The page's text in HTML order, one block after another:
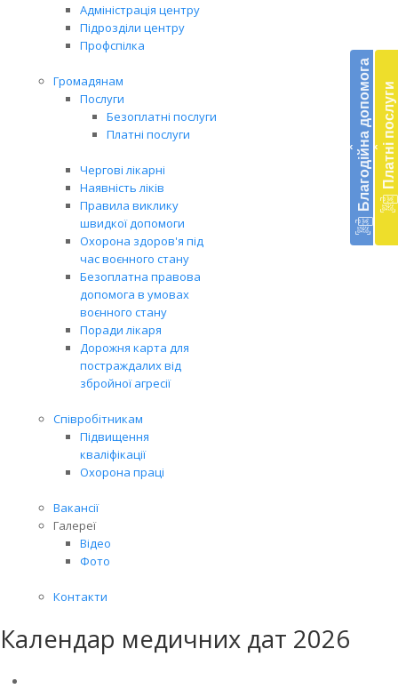
Адміністрація центру
Підрозділи центру
Профспілка
Громадянам
Послуги
Безоплатні послуги
Платні послуги
Чергові лікарні
Наявність ліків
Правила виклику
швидкої допомоги
Охорона здоров'я під
час воєнного стану
Безоплатна правова
допомога в умовах
воєнного стану
Поради лікаря
Дорожня карта для
постраждалих від
збройної агресії
Співробітникам
Підвищення
кваліфікації
Охорона праці
Вакансії
Галереї
Відео
Фото
Контакти
‹ Благодійна допомога ‹ Платні послуги
Календар медичних дат 2026